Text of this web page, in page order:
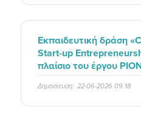
Εκπαιδευτική δράση
Start-up
πλαίσιο του έργου
Δημοσίευση: 22-06-2026 09:18